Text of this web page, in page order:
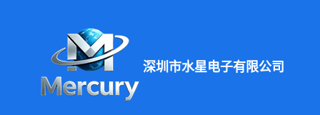
深圳市水星电子有限公司